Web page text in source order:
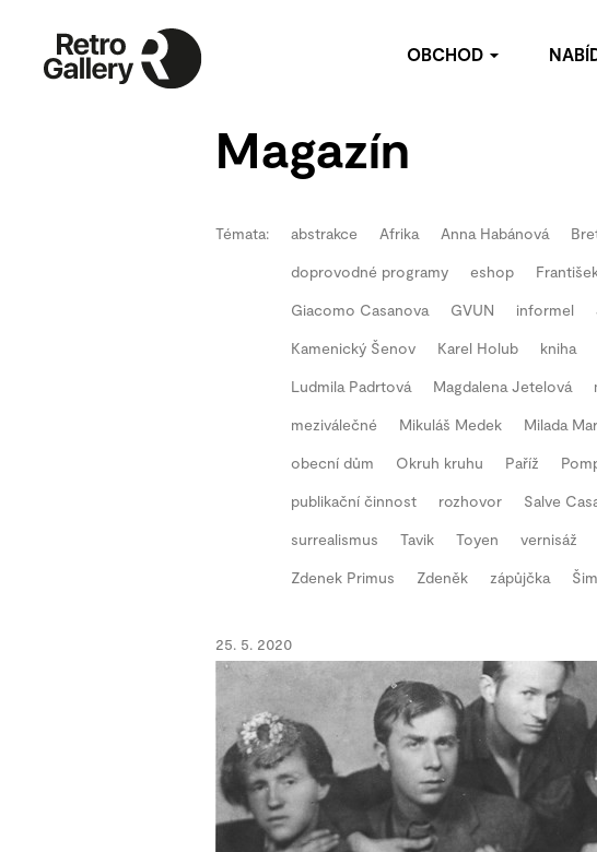
OBCHOD
Publikace
Magazín
Témata: abstrakce Afrika Anna Habánová
doprovodné programy eshop
Giacomo Casanova GVUN informel
Kamenický Šenov Karel Holub kniha
Ludmila Padrtová Magdalena Jetelová
meziválečné Mikuláš Medek Milada
obecní dům Okruh kruhu Paříž
publikační činnost rozhovor Salve
surrealismus Tavik Toyen vernisáž
Zdenek Primus Zdeněk zápůjčka
25. 5. 2020